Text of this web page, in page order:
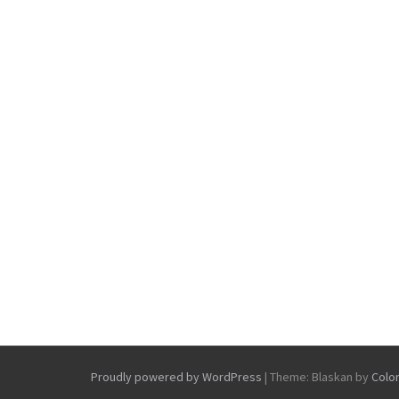
Proudly powered by WordPress | Theme: Blaskan by